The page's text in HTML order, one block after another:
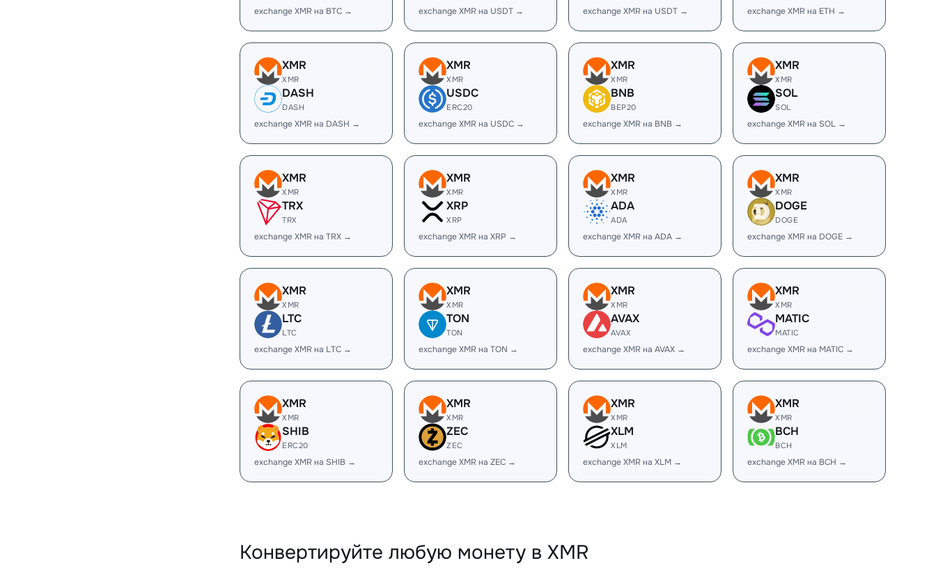
exchange XMR на BTC → exchange XMR на USDT → exchange XMR на USDT → exchange XMR на ETH →
XMR
XMR
DASH
DASH
exchange XMR на DASH →
XMR
XMR
USDC
ERC20
exchange XMR на USDC →
XMR
XMR
BNB
BEP20
exchange XMR на BNB →
XMR
XMR
SOL
SOL
exchange XMR на SOL →
XMR
XMR
TRX
TRX
exchange XMR на TRX →
XMR
XMR
XRP
XRP
exchange XMR на XRP →
XMR
XMR
ADA
ADA
exchange XMR на ADA →
XMR
XMR
DOGE
DOGE
exchange XMR на DOGE →
XMR
XMR
LTC
LTC
exchange XMR на LTC →
XMR
XMR
TON
TON
exchange XMR на TON →
XMR
XMR
AVAX
AVAX
exchange XMR на AVAX →
XMR
XMR
MATIC
MATIC
exchange XMR на MATIC →
XMR
XMR
SHIB
ERC20
exchange XMR на SHIB →
XMR
XMR
ZEC
ZEC
exchange XMR на ZEC →
XMR
XMR
XLM
XLM
exchange XMR на XLM →
XMR
XMR
BCH
BCH
exchange XMR на BCH →
Конвертируйте любую монету в XMR